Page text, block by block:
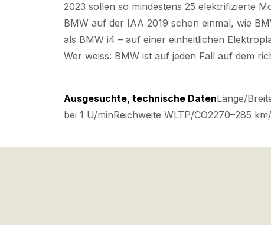
2023 sollen so mindestens 25 elektrifizierte
BMW auf der IAA 2019 schon einmal, wie
als BMW i4 – auf einer einheitlichen
Wer weiss: BMW ist auf jeden Fall auf dem
Ausgesuchte, technische DatenLänge/
bei 1 U/minReichweite WLTP/CO2270–285